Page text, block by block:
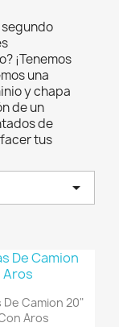
¡Tenemos
una
y chapa
de un
de
tus

rápida
De Camion 20"
Aros